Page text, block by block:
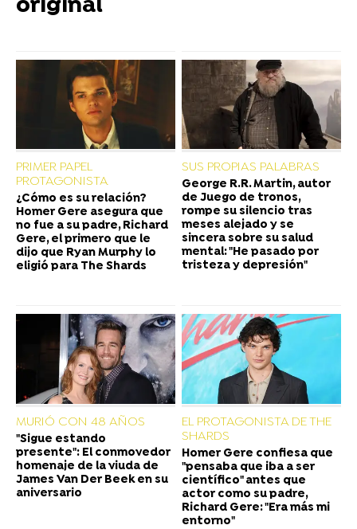
original
PRIMER PAPEL
PROTAGONISTA
¿Cómo es su relación?
Homer Gere asegura que
no fue a su padre, Richard
Gere, el primero que le
dijo que Ryan Murphy lo
eligió para The Shards
SUS PROPIAS PALABRAS
George R.R. Martin, autor
de Juego de tronos,
rompe su silencio tras
meses alejado y se
sincera sobre su salud
mental: "He pasado por
tristeza y depresión"
MURIÓ CON 48 AÑOS
"Sigue estando
presente": El conmovedor
homenaje de la viuda de
James Van Der Beek en su
aniversario
EL PROTAGONISTA DE THE
SHARDS
Homer Gere confiesa que
"pensaba que iba a ser
científico" antes que
actor como su padre,
Richard Gere: "Era más mi
entorno"